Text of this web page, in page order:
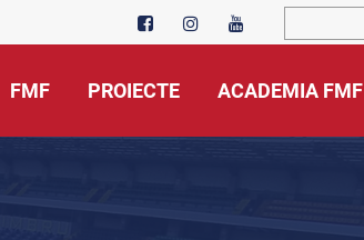
FMF PROIECTE ACADEMIA FMF